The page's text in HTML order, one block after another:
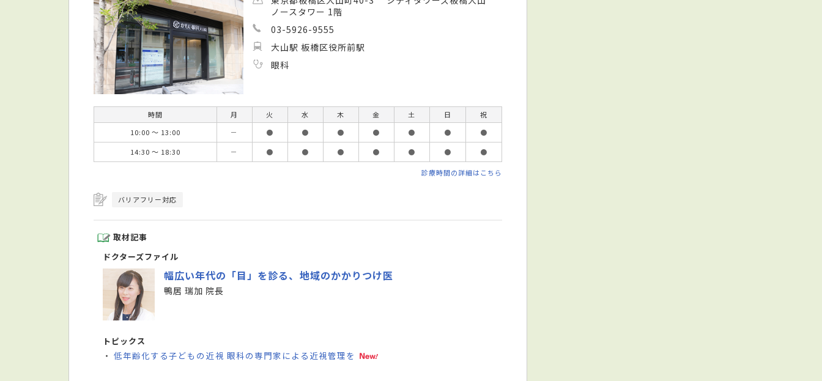
ノースタワー 1階
03-5926-9555
大山駅 板橋区役所前駅
眼科
時間 月 火 水 木 金 土 日
祝
10:00 ～ 13:00
－ ● ● ● ● ● ●
●
14:30 ～ 18:30
－ ● ● ● ● ● ● ●
診療時間の詳細はこちら
バリアフリー対応
取材記事
ドクターズファイル
幅広い年代の「目」を診る、地域のかかりつけ医
鴨居 瑞加 院長
トピックス
・低年齢化する子どもの近視 眼科の専門家による近視管理を